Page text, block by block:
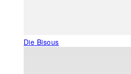
Die Bisous